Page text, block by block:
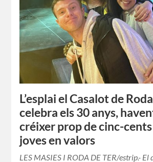
L’esplai el Casalot de
celebra els 30 anys,
créixer prop de cinc-
joves en valors
LES MASIES I RODA DE TER/estrip.- El